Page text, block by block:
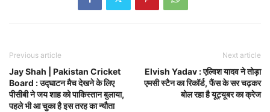
Previous article
Jay Shah | Pakistan Cricket
Board : उद्घाटन मैच देखने के लिए
पीसीबी ने जय शाह को पाकिस्तान बुलाया,
पहले भी आ चुका है इस तरह का न्यौता
Next article
Elvish Yadav : एल्विश यादव ने तोड़ा
एमसी स्टैन का रिकॉर्ड, फैंस के सर चढ़कर
बोल रहा है यूट्यूबर का क्रेज